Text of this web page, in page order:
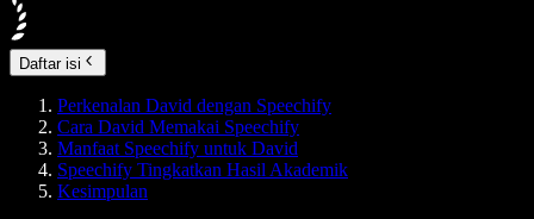
Daftar isi
Perkenalan David dengan Speechify
Cara David Memakai Speechify
Manfaat Speechify untuk David
Speechify Tingkatkan Hasil Akademik
Kesimpulan